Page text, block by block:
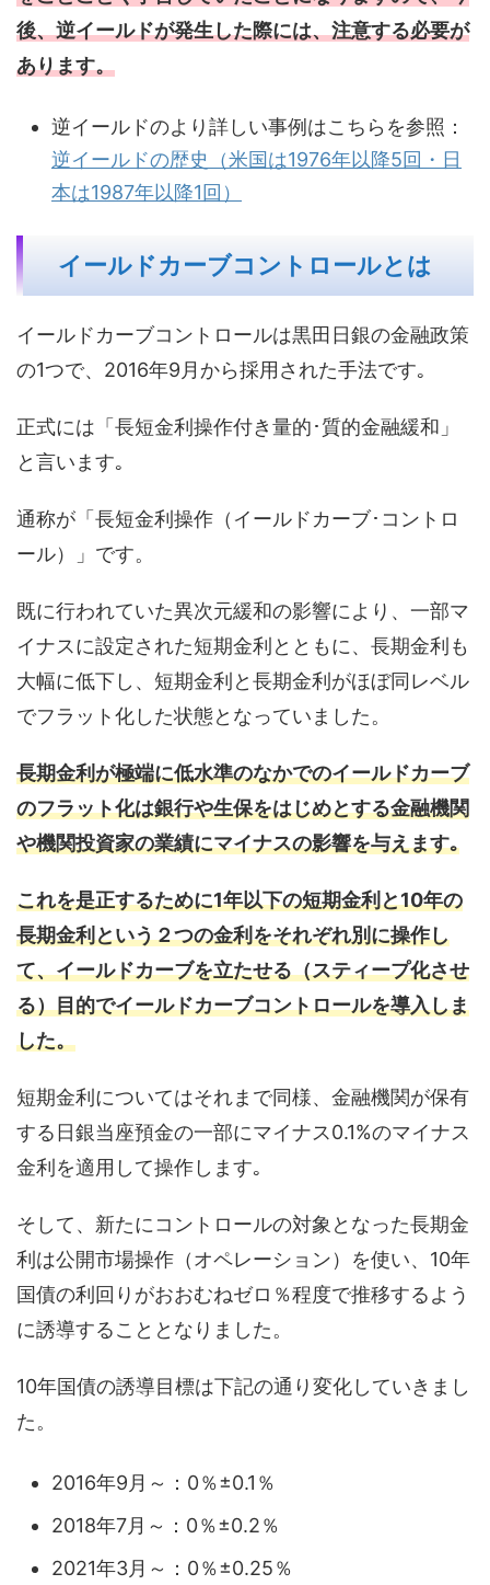
後、逆イールドが発生した際には、注意する必要が
あります。
逆イールドのより詳しい事例はこちらを参照：
逆イールドの歴史（米国は1976年以降5回・日
本は1987年以降1回）
イールドカーブコントロールとは
イールドカーブコントロールは黒田日銀の金融政策
の1つで、2016年9月から採用された手法です｡
正式には「長短金利操作付き量的･質的金融緩和」
と言います｡
通称が「長短金利操作（イールドカーブ･コントロ
ール）」です。
既に行われていた異次元緩和の影響により、一部マ
イナスに設定された短期金利とともに、長期金利も
大幅に低下し、短期金利と長期金利がほぼ同レベル
でフラット化した状態となっていました。
長期金利が極端に低水準のなかでのイールドカーブ
のフラット化は銀行や生保をはじめとする金融機関
や機関投資家の業績にマイナスの影響を与えます｡
これを是正するために1年以下の短期金利と10年の
長期金利という２つの金利をそれぞれ別に操作し
て、イールドカーブを立たせる（スティープ化させ
る）目的でイールドカーブコントロールを導入しま
した。
短期金利についてはそれまで同様、金融機関が保有
する日銀当座預金の一部にマイナス0.1%のマイナス
金利を適用して操作します｡
そして、新たにコントロールの対象となった長期金
利は公開市場操作（オペレーション）を使い、10年
国債の利回りがおおむねゼロ％程度で推移するよう
に誘導することとなりました。
10年国債の誘導目標は下記の通り変化していきまし
た。
2016年9月～：0％±0.1％
2018年7月～：0％±0.2％
2021年3月～：0％±0.25％